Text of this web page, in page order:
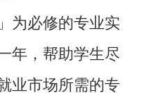
为必修的专业实
年，帮助学生尽
业市场所需的专